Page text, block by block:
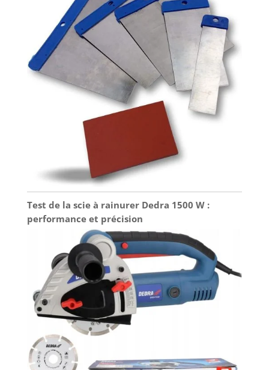
Test de la scie à rainurer Dedra 1500 W :
performance et précision